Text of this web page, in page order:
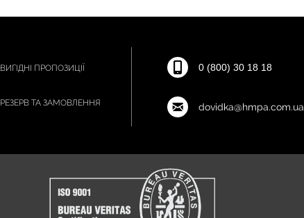
ВИГІДНІ ПРОПОЗИЦІЇ
РЕЗЕРВ ТА ЗАМОВЛЕННЯ
0 (800) 30 18 18
dovidka@hmpa.com.ua